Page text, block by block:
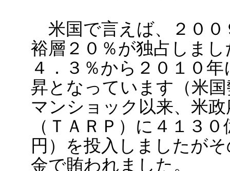
米国で言えば、２００
裕層２０％が独占しま
４．３％から２０１０
昇となっています（米
マンショック以来、米
（ＴＡＲＰ）に４１３
円）を投入しましたが
金で賄われました。